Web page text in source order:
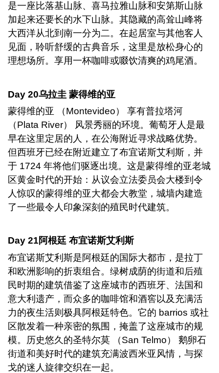
是一座比落基山脉、喜马拉雅山脉和安第斯山脉
加起来还要长的水下山脉。其隐藏的高耸山峰将
大西洋从北到南一分为二。在起居室与其他客人
见面，聆听舒缓的古典音乐，这里是放松身心的
理想场所。享用一杯咖啡或啜饮清爽的鸡尾酒。
Day 20乌拉圭 蒙得维的亚
蒙得维的亚 （Montevideo） 享有普拉塔河
（Plata River） 风景秀丽的环境。葡萄牙人是最
早在这里定居的人，在公海附近寻求战略优势。
但西班牙已经在附近建立了布宜诺斯艾利斯，并
于 1724 年将他们驱逐出境。这是蒙得维的亚老城
区黄金时代的开始：从议会立法委员会大楼到令
人惊叹的蒙得维的亚大都会大教堂，城墙内建造
了一些最令人印象深刻的殖民时代建筑。
Day 21阿根廷 布宜诺斯艾利斯
布宜诺斯艾利斯是阿根廷的国际大都市，是拉丁
和欧洲影响的折衷组合。绿树成荫的街道和后殖
民时期的建筑借鉴了这座城市的西班牙、法国和
意大利遗产，而众多的咖啡馆和酒窖以及充满活
力的夜生活则极具阿根廷特色。它的 barrios 或社
区散发着一种亲密的氛围，掩盖了这座城市的规
模。历史悠久的圣特尔莫 （San Telmo） 鹅卵石
街道和美好时代的建筑充满波西米亚风情，与探
戈的迷人旋律交织在一起。